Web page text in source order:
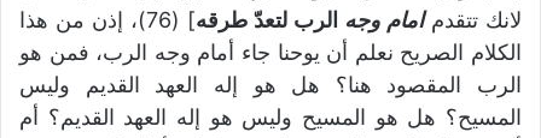
لانك تتقدمامام وجه الرب لتعدّ طرقه
] (76)، إذن من هذا
الكلام الصريح نعلم أن يوحنا جاء أمام وجه الرب، فمن هو
الرب المقصود هنا؟ هل هو إله العهد القديم وليس
المسيح؟ هل هو المسيح وليس هو إله العهد القديم؟ أم